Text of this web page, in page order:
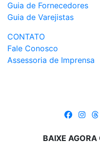
Guia de Fornecedores
Guia de Varejistas
CONTATO
Fale Conosco
Assessoria de Imprensa
BAIXE AGORA